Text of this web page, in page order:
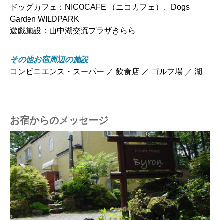
ドッグカフェ：NICOCAFE （ニコカフェ）、Dogs
Garden WILDPARK
遊戯施設：山中湖交流プラザきらら
その他お宿周辺の施設
コンビニエンス・スーパー ／ 飲食店 ／ ゴルフ場 ／ 湖
お宿からのメッセージ